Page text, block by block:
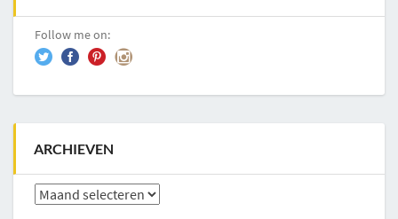
Follow me on:
ARCHIEVEN
Archieven